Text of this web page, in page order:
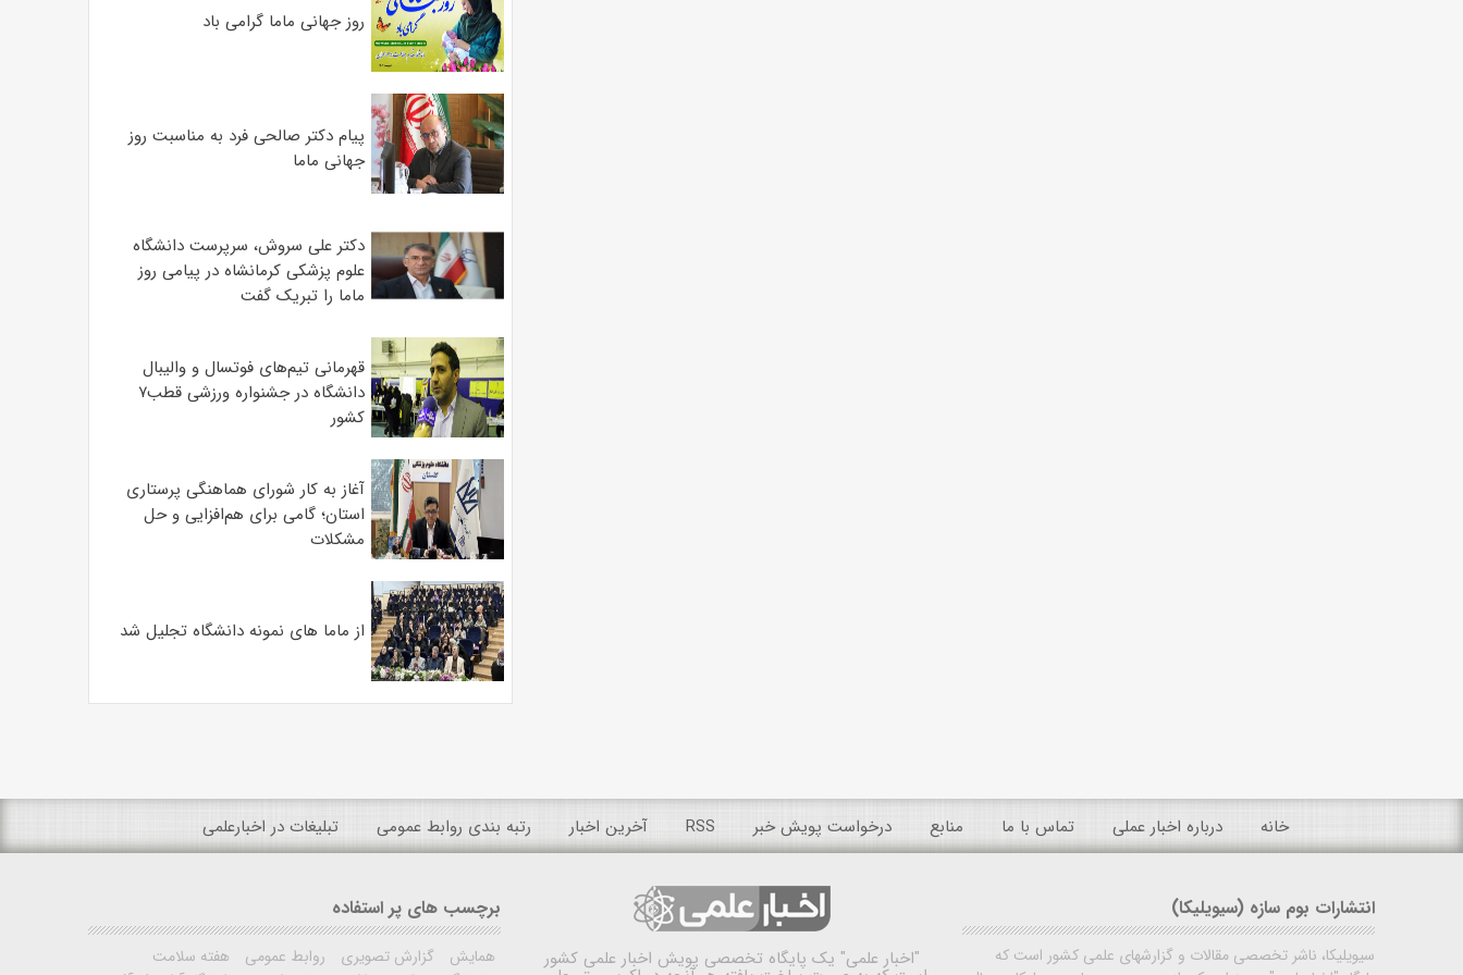
روز جهانی ماما گرامی باد
پیام دکتر صالحی فرد به مناسبت روز
جهانی ماما
دکتر علی سروش، سرپرست دانشگاه
علوم پزشکی کرمانشاه در پیامی روز
ماما را تبریک گفت
قهرمانی تیم‌های فوتسال و والیبال
دانشگاه در جشنواره ورزشی قطب۷
کشور
آغاز به کار شورای هماهنگی پرستاری
استان؛ گامی برای هم‌افزایی و حل
مشکلات
از ماما های نمونه دانشگاه تجلیل شد
خانه درباره اخبار عملی تماس با ما منابع درخواست پویش خبر RSS آخرین اخبار رتبه بندی روابط عمومی تبلیغات در اخبارعلمی
انتشارات بوم سازه (سیویلیکا)
سیویلیکا، ناشر تخصصی مقالات و گزارشهای علمی کشور است که
"اخبار علمی" یک پایگاه تخصصی پویش اخبار علمی کشور
برچسب های پر استفاده
همایش گزارش تصویری روابط عمومی
هفته سلامت